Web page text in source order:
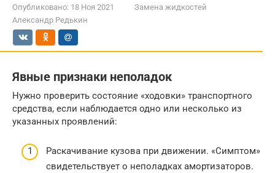
Опубликовано: 18 Ноя 2021
Замена жидкостей
Александр Редькин
Явные признаки неполадок
Нужно проверить состояние «ходовки» транспортного
средства, если наблюдается одно или несколько из
указанных проявлений:
Раскачивание кузова при движении. «Симптом»
свидетельствует о неполадках амортизаторов.